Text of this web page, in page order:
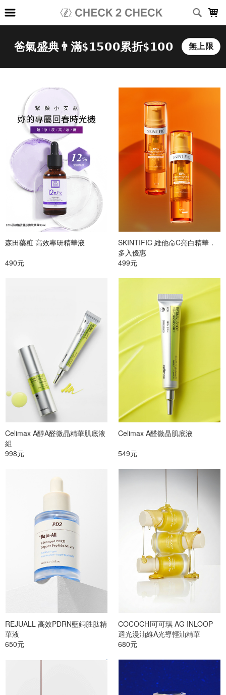
樣式尺寸篩選
全部樣式 深層水能量
牛膝草
12%菸鹼醯胺
全部尺寸 15ml/支 30ml/支 30ml/瓶 50ml/入
森田藥粧 高效專研精華液
490元
SKINTIFIC 維他命C亮白精華．
多入優惠
499元
Celimax A醇A醛微晶精華肌底液
組
998元
Celimax A醛微晶肌底液
549元
REJUALL 高效PDRN藍銅胜肽精
華液
650元
COCOCHI可可琪 AG INLOOP
迴光漫油維A光導輕油精華
680元